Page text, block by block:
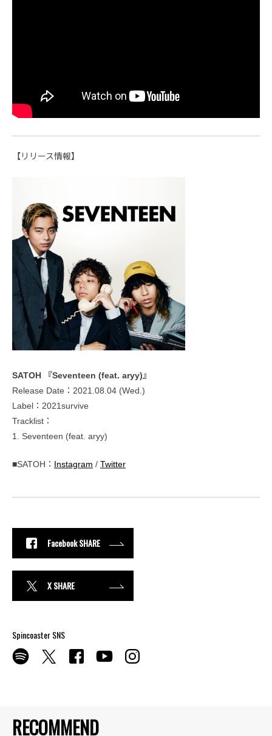
RECOMMEND
【リリース情報】
SATOH 『Seventeen (feat. aryy)』
Release Date：2021.08.04 (Wed.)
Label：2021survive
Tracklist：
1. Seventeen (feat. aryy)
■SATOH： Instagram / Twitter
Facebook SHARE
X SHARE
Spincoaster SNS